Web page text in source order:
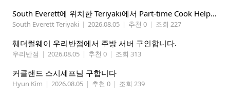
South Everett에 위치한 Teriyaki에서 Part-time Cook Helper 구합니다. Mon-Sat, 4:00 pm-8:30 pm
South Everett Teriyaki | 2026.08.05 | 추천 0 | 조회 227
훼더럴웨이 우리반점에서 주방 서버 구인합니다.
우리반점 | 2026.08.05 | 추천 0 | 조회 313
커클랜드 스시셰프님 구합니다
Hyun Kim | 2026.08.05 | 추천 0 | 조회 239